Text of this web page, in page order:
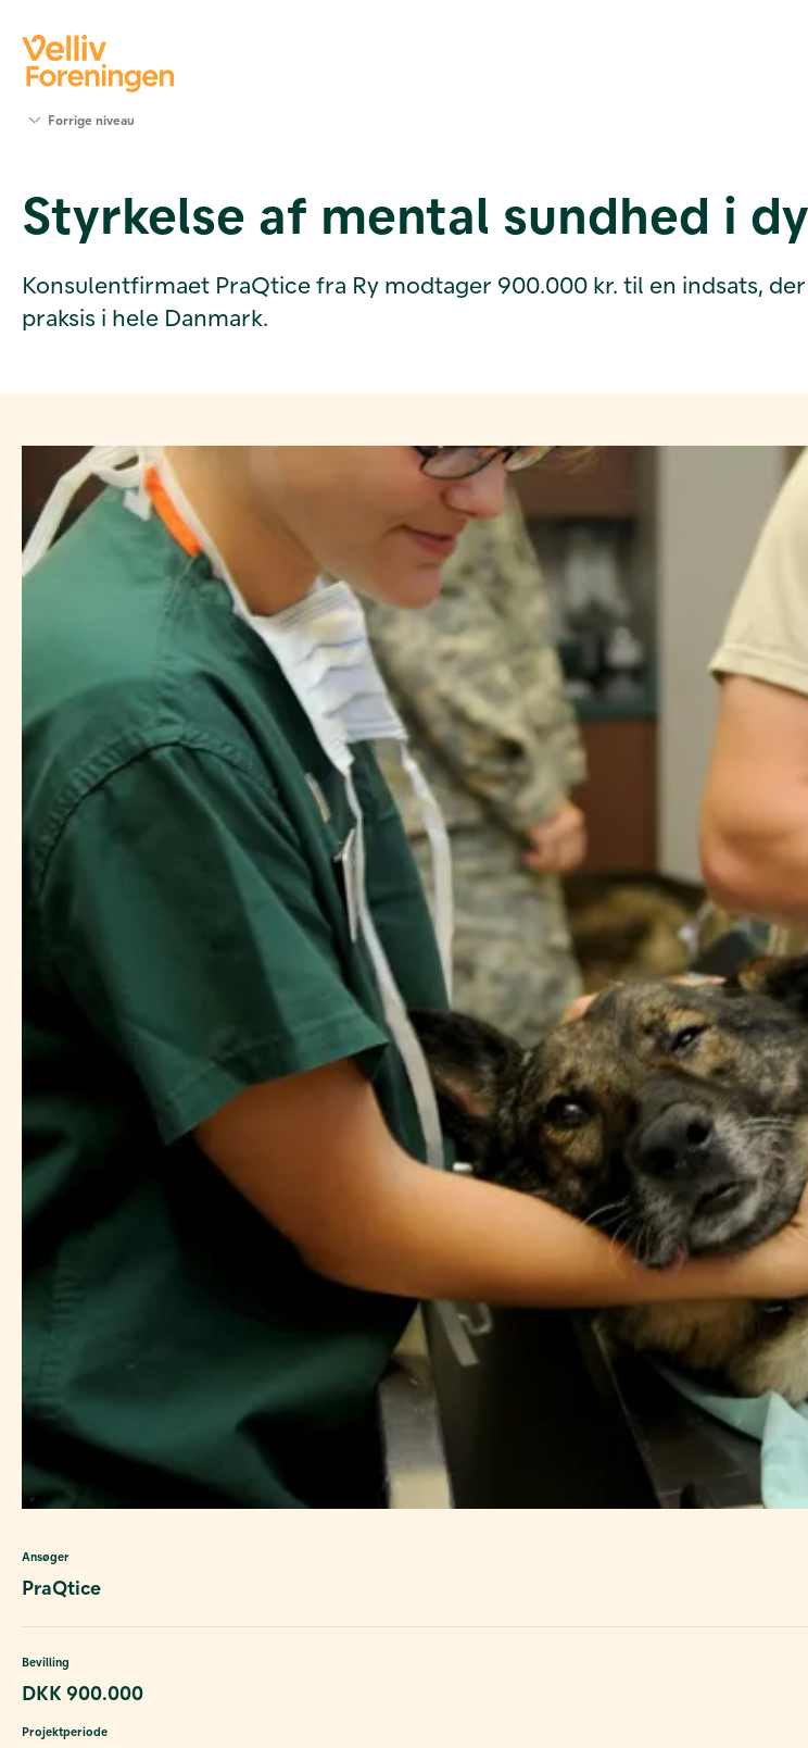
Værktøjer
og viden
Foreningen
Kontakt
os
Forrige niveau
Styrkelse af mental sundhed i
Konsulentfirmaet PraQtice fra Ry modtager 900.000 kr. til en indsats,
praksis i hele Danmark.
Ansøger
PraQtice
Bevilling
DKK 900.000
Projektperiode